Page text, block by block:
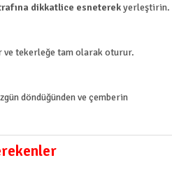
dikkatlice esneterekyerleştirin.
ve tekerleğe tam olarak oturur.
döndüğünden ve çemberin